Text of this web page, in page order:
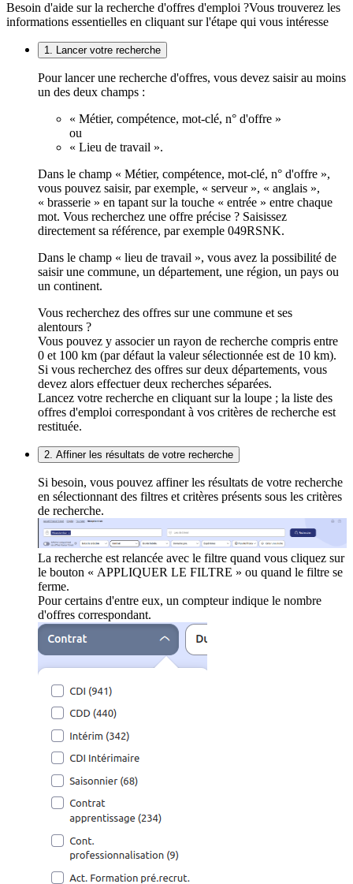
Besoin d'aide sur la recherche d'offres d'emploi ?Vous trouverez les
informations essentielles en cliquant sur l'étape qui vous intéresse
1. Lancer votre recherche
Pour lancer une recherche d'offres, vous devez saisir au moins
un des deux champs :
« Métier, compétence, mot-clé, n° d'offre »
ou
« Lieu de travail ».
Dans le champ « Métier, compétence, mot-clé, n° d'offre »,
vous pouvez saisir, par exemple, « serveur », « anglais »,
« brasserie » en tapant sur la touche « entrée » entre chaque
mot. Vous recherchez une offre précise ? Saisissez
directement sa référence, par exemple 049RSNK.
Dans le champ « lieu de travail », vous avez la possibilité de
saisir une commune, un département, une région, un pays ou
un continent.
Vous recherchez des offres sur une commune et ses
alentours ?
Vous pouvez y associer un rayon de recherche compris entre
0 et 100 km (par défaut la valeur sélectionnée est de 10 km).
Si vous recherchez des offres sur deux départements, vous
devez alors effectuer deux recherches séparées.
Lancez votre recherche en cliquant sur la loupe ; la liste des
offres d'emploi correspondant à vos critères de recherche est
restituée.
2. Affiner les résultats de votre recherche
Si besoin, vous pouvez affiner les résultats de votre recherche
en sélectionnant des filtres et critères présents sous les critères
de recherche.
La recherche est relancée avec le filtre quand vous cliquez sur
le bouton « APPLIQUER LE FILTRE » ou quand le filtre se
ferme.
Pour certains d'entre eux, un compteur indique le nombre
d'offres correspondant.